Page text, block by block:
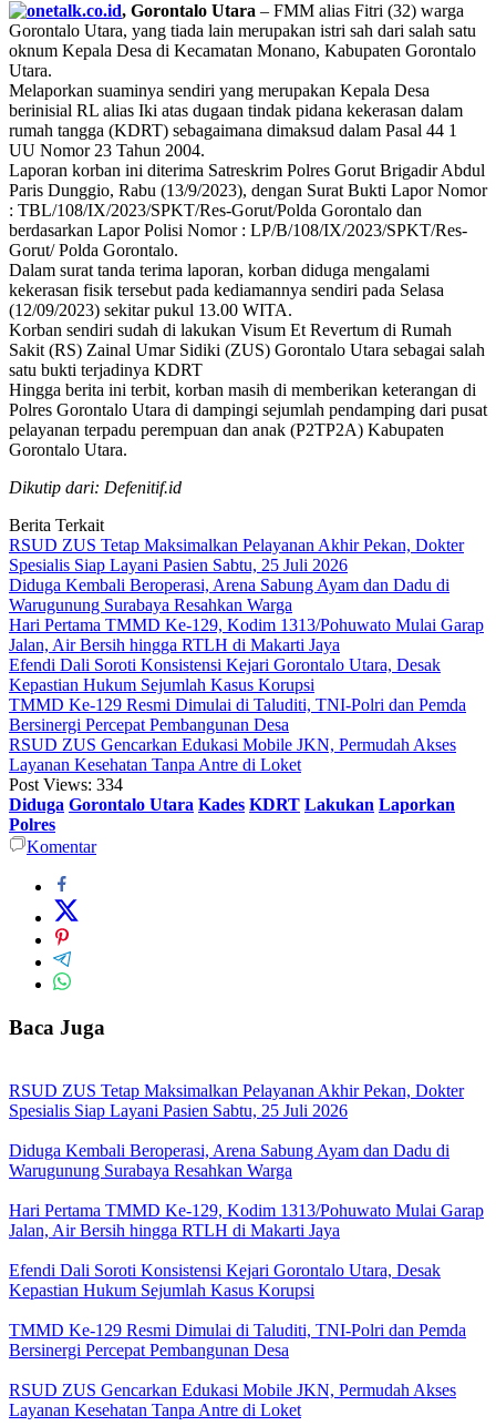
, Gorontalo Utara – FMM alias Fitri (32) warga
Gorontalo Utara, yang tiada lain merupakan istri sah dari salah satu
oknum Kepala Desa di Kecamatan Monano, Kabupaten Gorontalo
Utara.
Melaporkan suaminya sendiri yang merupakan Kepala Desa
berinisial RL alias Iki atas dugaan tindak pidana kekerasan dalam
rumah tangga (KDRT) sebagaimana dimaksud dalam Pasal 44 1
UU Nomor 23 Tahun 2004.
Laporan korban ini diterima Satreskrim Polres Gorut Brigadir Abdul
Paris Dunggio, Rabu (13/9/2023), dengan Surat Bukti Lapor Nomor
: TBL/108/IX/2023/SPKT/Res-Gorut/Polda Gorontalo dan
berdasarkan Lapor Polisi Nomor : LP/B/108/IX/2023/SPKT/Res-
Gorut/ Polda Gorontalo.
Dalam surat tanda terima laporan, korban diduga mengalami
kekerasan fisik tersebut pada kediamannya sendiri pada Selasa
(12/09/2023) sekitar pukul 13.00 WITA.
Korban sendiri sudah di lakukan Visum Et Revertum di Rumah
Sakit (RS) Zainal Umar Sidiki (ZUS) Gorontalo Utara sebagai salah
satu bukti terjadinya KDRT
Hingga berita ini terbit, korban masih di memberikan keterangan di
Polres Gorontalo Utara di dampingi sejumlah pendamping dari pusat
pelayanan terpadu perempuan dan anak (P2TP2A) Kabupaten
Gorontalo Utara.
Dikutip dari: Defenitif.id
Berita Terkait
RSUD ZUS Tetap Maksimalkan Pelayanan Akhir Pekan, Dokter
Spesialis Siap Layani Pasien Sabtu, 25 Juli 2026
Diduga Kembali Beroperasi, Arena Sabung Ayam dan Dadu di
Warugunung Surabaya Resahkan Warga
Hari Pertama TMMD Ke-129, Kodim 1313/Pohuwato Mulai Garap
Jalan, Air Bersih hingga RTLH di Makarti Jaya
Efendi Dali Soroti Konsistensi Kejari Gorontalo Utara, Desak
Kepastian Hukum Sejumlah Kasus Korupsi
TMMD Ke-129 Resmi Dimulai di Taluditi, TNI-Polri dan Pemda
Bersinergi Percepat Pembangunan Desa
RSUD ZUS Gencarkan Edukasi Mobile JKN, Permudah Akses
Layanan Kesehatan Tanpa Antre di Loket
Post Views: 334
Diduga Gorontalo Utara Kades KDRT Lakukan Laporkan
Polres
Komentar
Baca Juga
RSUD ZUS Tetap Maksimalkan Pelayanan Akhir Pekan, Dokter
Spesialis Siap Layani Pasien Sabtu, 25 Juli 2026
Diduga Kembali Beroperasi, Arena Sabung Ayam dan Dadu di
Warugunung Surabaya Resahkan Warga
Hari Pertama TMMD Ke-129, Kodim 1313/Pohuwato Mulai Garap
Jalan, Air Bersih hingga RTLH di Makarti Jaya
Efendi Dali Soroti Konsistensi Kejari Gorontalo Utara, Desak
Kepastian Hukum Sejumlah Kasus Korupsi
TMMD Ke-129 Resmi Dimulai di Taluditi, TNI-Polri dan Pemda
Bersinergi Percepat Pembangunan Desa
RSUD ZUS Gencarkan Edukasi Mobile JKN, Permudah Akses
Layanan Kesehatan Tanpa Antre di Loket